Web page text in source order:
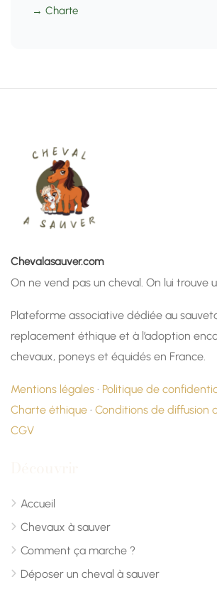
→ Charte
Chevalasauver.com
On ne vend pas un cheval. On lui trouve
Plateforme associative dédiée au
replacement éthique et à l’adoption
chevaux, poneys et équidés en France.
Mentions légales · Politique de
Charte éthique · Conditions de diffusion
CGV
Accueil
Chevaux à sauver
Comment ça marche ?
Déposer un cheval à sauver